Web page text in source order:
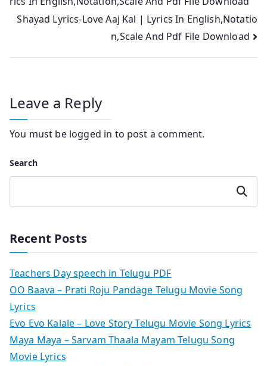
navigation
Shayad Lyrics-Love Aaj Kal | Lyrics In English,Notatio
n,Scale And Pdf File Download
Leave a Reply
You must be logged in to post a comment.
Search
Search
Recent Posts
Teachers Day speech in Telugu PDF
OO Baava – Prati Roju Pandage Telugu Movie Song
Lyrics
Evo Evo Kalale – Love Story Telugu Movie Song Lyrics
Maya Maya – Sarvam Thaala Mayam Telugu Song
Movie Lyrics